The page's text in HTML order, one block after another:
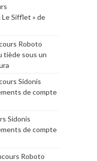
Sifflet » de
Roboto
tiède sous un
Sidonis
de compte
Sidonis
de compte
Roboto